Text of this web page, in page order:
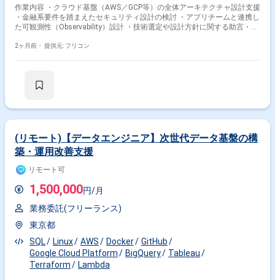
作業内容 ・クラウド基盤（AWS／GCP等）の全体アーキテクチャ設計支援
・金融系要件を踏まえたセキュリティ設計の検討 ・アプリチームと連携し
た可観測性（Observability）設計 ・技術選定や設計方針に関する助言・レ
2ヶ月前・ 提供元: フリコン
(リモート)【データエンジニア】次世代データ基盤の構
築・運用改善支援
リモート可
1,500,000円/月
業務委託(フリーランス)
東京都
SQL
Linux AWS Docker
GitHub
Google Cloud Platform
BigQuery
Tableau
Terraform
Lambda